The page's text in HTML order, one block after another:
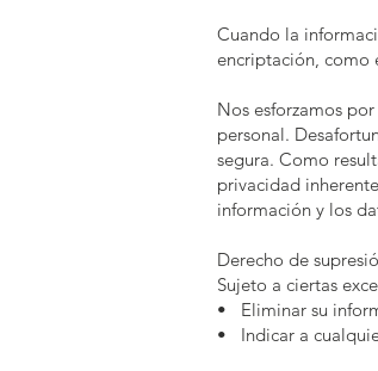
Cuando la
encriptación, como
Nos esforzamos
personal.
segura. Como
privacidad
información y los
Derecho de
Sujeto a ciertas
• Eliminar su
• Indicar a